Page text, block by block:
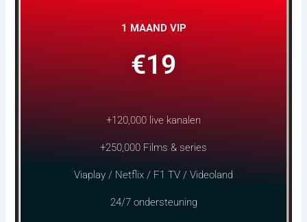
1 MAAND VIP
€19
+120,000 live kanalen
+250,000 Films & series
Viaplay / Netflix / F1 TV / Videoland
24/7 ondersteuning